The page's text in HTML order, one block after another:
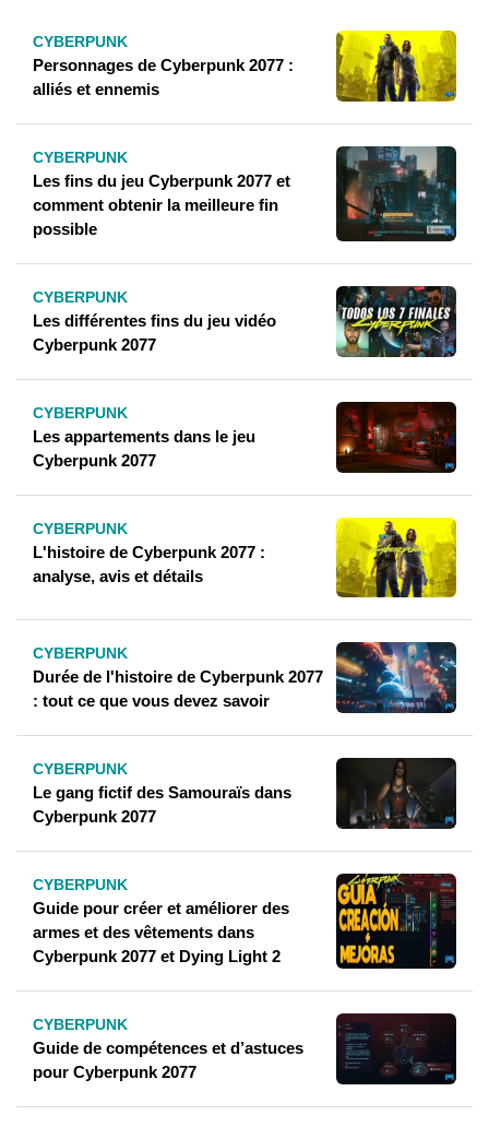
CYBERPUNK
Personnages de Cyberpunk 2077 :
alliés et ennemis
CYBERPUNK
Les fins du jeu Cyberpunk 2077 et
comment obtenir la meilleure fin
possible
CYBERPUNK
Les différentes fins du jeu vidéo
Cyberpunk 2077
CYBERPUNK
Les appartements dans le jeu
Cyberpunk 2077
CYBERPUNK
L'histoire de Cyberpunk 2077 :
analyse, avis et détails
CYBERPUNK
Durée de l'histoire de Cyberpunk 2077
: tout ce que vous devez savoir
CYBERPUNK
Le gang fictif des Samouraïs dans
Cyberpunk 2077
CYBERPUNK
Guide pour créer et améliorer des
armes et des vêtements dans
Cyberpunk 2077 et Dying Light 2
CYBERPUNK
Guide de compétences et d’astuces
pour Cyberpunk 2077